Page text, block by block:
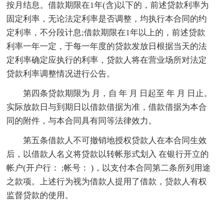
按月结息。借款期限在1年(含)以下的，前述贷款利率为
固定利率，无论法定利率是否调整，均执行本合同的约
定利率，不分段计息;借款期限在1年以上的，前述贷款
利率一年一定，于每一年度的贷款发放日根据当天的法
定利率确定应执行的利率，贷款人将在营业场所对法定
贷款利率调整情况进行公告。
第四条贷款期限为 月，自 年 月 日起至 年 月 日止。
实际放款日与到期日以借款借据为准，借款借据为本合
同的附件，与本合同具有同等法律效力。
第五条借款人不可撤销地授权贷款人在本合同生效
后，以借款人名义将贷款以转帐形式划入 在银行开立的
帐户(开户行： ;帐号： )，以支付本合同第二条所列用途
之款项。上述行为视为借款人提用了借款，贷款人有权
监督贷款的使用。